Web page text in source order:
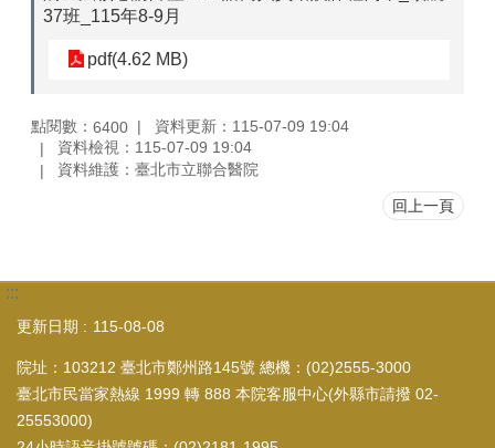
37班_115年8-9月
pdf(4.62 MB)
點閱數： 6400
資料更新：115-07-09 19:04
資料檢視：115-07-09 19:04
資料維護：臺北市立聯合醫院
回上一頁
:::
更新日期 115-08-08
院址：103212 臺北市鄭州路145號 總機：(02)2555-3000
臺北市民當家熱線 1999 轉 888 本院客服中心(外縣市請撥 02-
25553000)